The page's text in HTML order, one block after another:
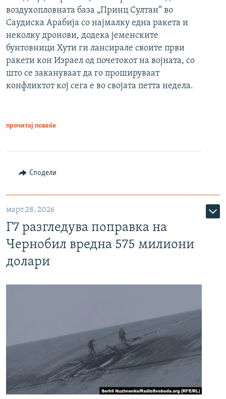
воздухопловната база „Принц Султан“ во
Саудиска Арабија со најмалку една ракета и
неколку дронови, додека јеменските
бунтовници Хути ги лансирале своите први
ракети кон Израел од почетокот на војната, со
што се закануваат да го прошируваат
конфликтот кој сега е во својата петта недела.
прочитај повеќе
Сподели
март 28, 2026
Г7 разгледува поправка на
Чернобил вредна 575 милиони
долари